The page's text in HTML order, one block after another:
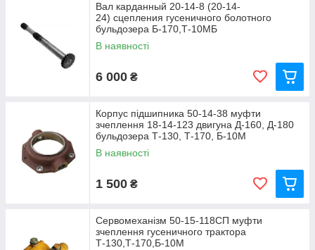
Вал карданный 20-14-8 (20-14-
24) сцепления гусеничного болотного
бульдозера Б-170,Т-10МБ
В наявності
6 000 ₴
Корпус підшипника 50-14-38 муфти
зчеплення 18-14-123 двигуна Д-160, Д-180
бульдозера Т-130, Т-170, Б-10М
В наявності
1 500 ₴
Сервомеханізм 50-15-118СП муфти
зчеплення гусеничного трактора
Т-130,Т-170,Б-10М